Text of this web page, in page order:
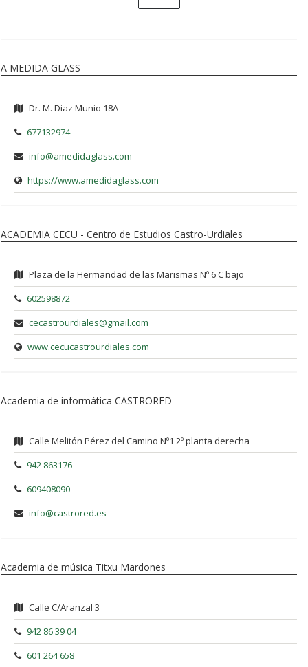
A MEDIDA GLASS
Dr. M. Diaz Munio 18A
677132974
info@amedidaglass.com
https://www.amedidaglass.com
ACADEMIA CECU - Centro de Estudios Castro-Urdiales
Plaza de la Hermandad de las Marismas Nº 6 C bajo
602598872
cecastrourdiales@gmail.com
www.cecucastrourdiales.com
Academia de informática CASTRORED
Calle Melitón Pérez del Camino Nº1 2º planta derecha
942 863176
609408090
info@castrored.es
Academia de música Titxu Mardones
Calle C/Aranzal 3
942 86 39 04
601 264 658